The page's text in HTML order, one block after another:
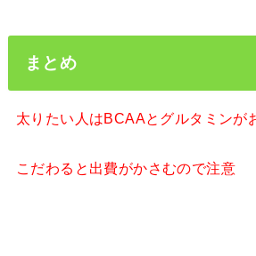
まとめ
太りたい人はBCAAとグルタミンが
こだわると出費がかさむので注意